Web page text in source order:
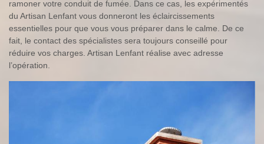
ramoner votre conduit de fumée. Dans ce cas, les expérimentés
du Artisan Lenfant vous donneront les éclaircissements
essentielles pour que vous vous préparer dans le calme. De ce
fait, le contact des spécialistes sera toujours conseillé pour
réduire vos charges. Artisan Lenfant réalise avec adresse
l’opération.